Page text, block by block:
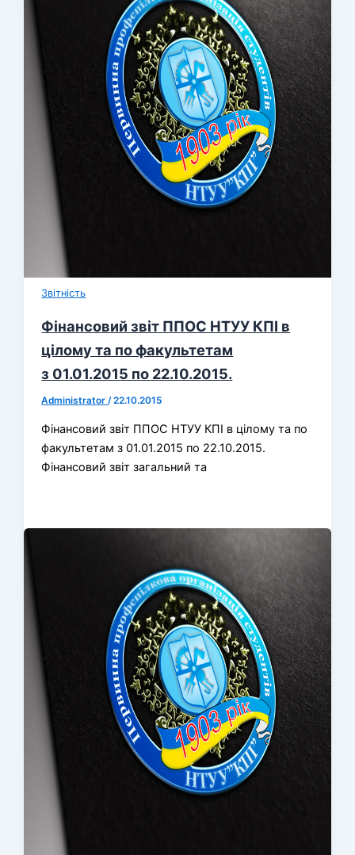
Звітність
Фінансовий звіт ППОС НТУУ КПІ в
цілому та по факультетам
з 01.01.2015 по 22.10.2015.
Administrator/22.10.2015
Фінансовий звіт ППОС НТУУ КПІ в цілому та по
факультетам з 01.01.2015 по 22.10.2015.
Фінансовий звіт загальний та